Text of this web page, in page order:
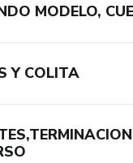
MODELO,
Y COLITA